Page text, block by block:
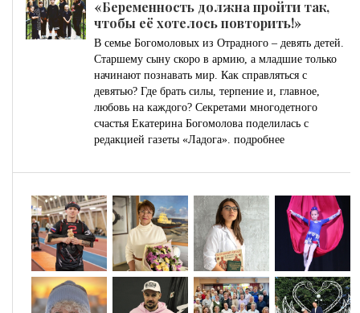
«Беременность должна пройти так,
чтобы её хотелось повторить!»
В семье Богомоловых из Отрадного – девять детей.
Старшему сыну скоро в армию, а младшие только
начинают познавать мир. Как справляться с
девятью? Где брать силы, терпение и, главное,
любовь на каждого? Секретами многодетного
счастья Екатерина Богомолова поделилась с
редакцией газеты «Ладога». подробнее